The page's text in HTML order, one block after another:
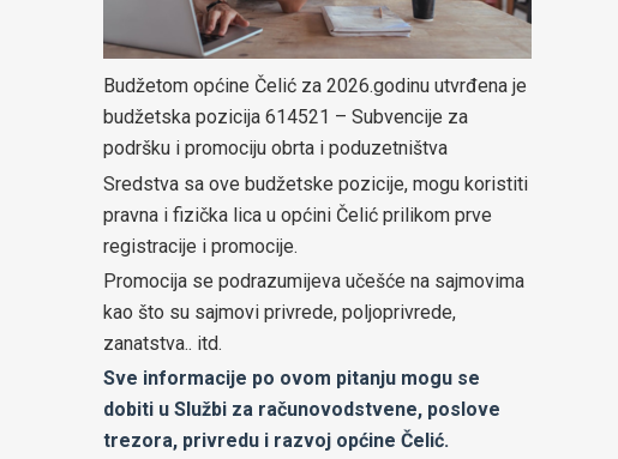
Budžetom općine Čelić za 2026.godinu utvrđena je
budžetska pozicija 614521 – Subvencije za
podršku i promociju obrta i poduzetništva
Sredstva sa ove budžetske pozicije, mogu koristiti
pravna i fizička lica u općini Čelić prilikom prve
registracije i promocije.
Promocija se podrazumijeva učešće na sajmovima
kao što su sajmovi privrede, poljoprivrede,
zanatstva.. itd.
Sve informacije po ovom pitanju mogu se
dobiti u Službi za računovodstvene, poslove
trezora, privredu i razvoj općine Čelić.